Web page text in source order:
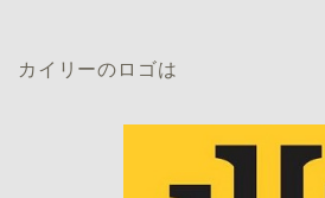
カイリーのロゴは